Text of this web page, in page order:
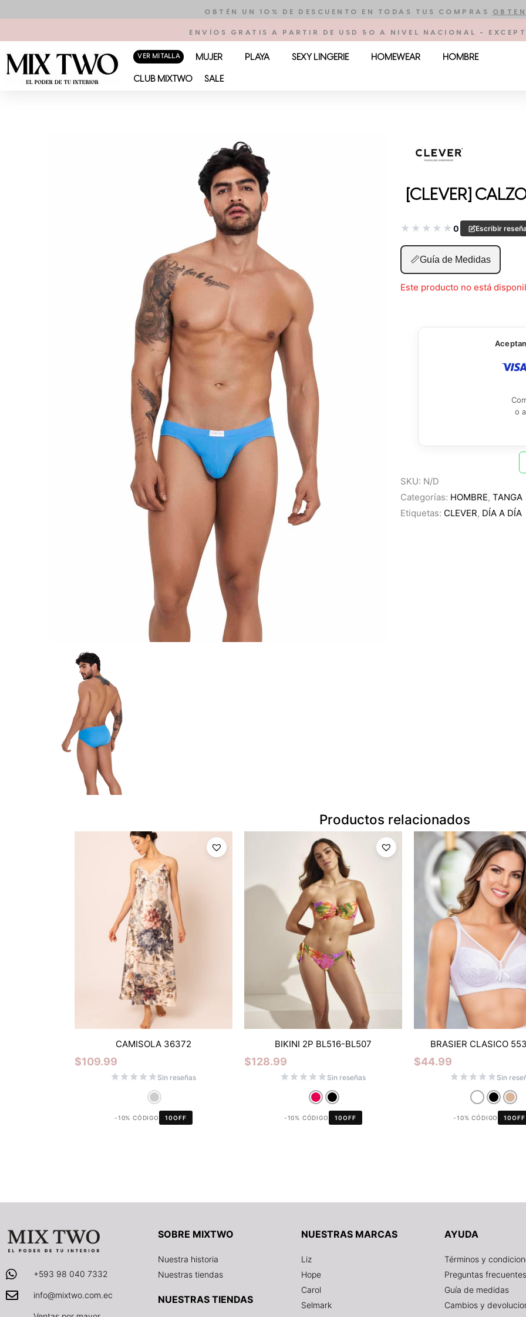
contenido
OBTÉN UN 10% DE DESCUENTO EN TODAS TUS COMPRAS
ENVÍOS GRATIS A PARTIR DE USD 50 A NIVEL NACIONAL -
VER MI TALLA MUJER PLAYA SEXY LINGERIE HOMEWEAR HOMBRE
CLUB MIXTWO SALE
[CLEVER]
★ ★ ★ ★ ★0 Escribir
📏Guía de Medidas
Este producto no está
o a
SKU: N/D
Categorías: HOMBRE, TANGA
Etiquetas: CLEVER, DÍA A DÍA
Productos relacionados
CAMISOLA 36372
$109.99
Sin reseñas
-10% CÓDIGO 10OFF
BIKINI 2P BL516-BL507
$128.99
Sin reseñas
-10% CÓDIGO 10OFF
BRASIER CLASICO
$44.99
Sin
-10% CÓDIGO 10OFF
+593 98 040 7332
info@mixtwo.com.ec
SOBRE MIXTWO
Nuestra historia
Nuestras tiendas
NUESTRAS TIENDAS
NUESTRAS MARCAS
Liz
Hope
Carol
Selmark
AYUDA
Términos y
Preguntas frecuentes
Guía de medidas
Cambios y